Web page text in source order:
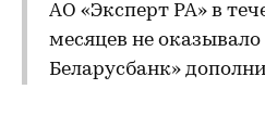
АО «Эксперт РА» в
месяцев не
Беларусбанк»